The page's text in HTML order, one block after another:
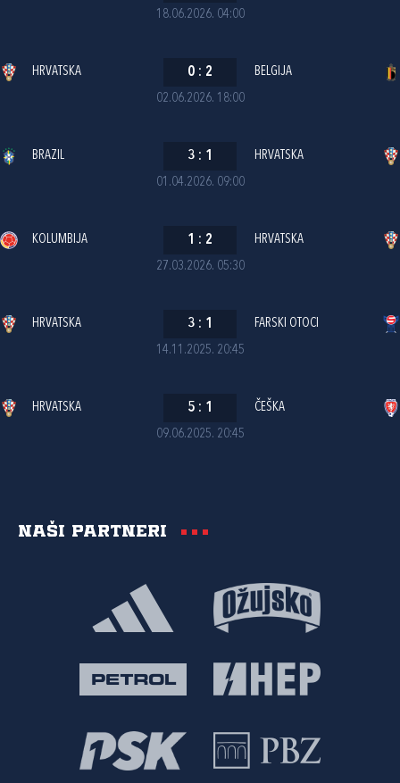
18.06.2026. 04:00
02.06.2026. 18:00
HRVATSKA 0 : 2 BELGIJA
01.04.2026. 09:00
BRAZIL 3 : 1 HRVATSKA
27.03.2026. 05:30
KOLUMBIJA 1 : 2 HRVATSKA
14.11.2025. 20:45
HRVATSKA 3 : 1 FARSKI OTOCI
09.06.2025. 20:45
HRVATSKA 5 : 1 ČEŠKA
Naši partneri